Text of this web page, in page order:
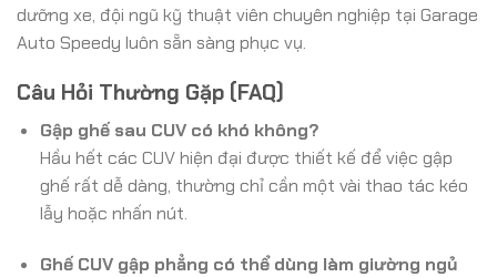
dưỡng xe, đội ngũ kỹ thuật viên chuyên nghiệp tại Garage
Auto Speedy luôn sẵn sàng phục vụ.
Câu Hỏi Thường Gặp (FAQ)
Gập ghế sau CUV có khó không?
Hầu hết các CUV hiện đại được thiết kế để việc gập
ghế rất dễ dàng, thường chỉ cần một vài thao tác kéo
lẫy hoặc nhấn nút.
Ghế CUV gập phẳng có thể dùng làm giường ngủ